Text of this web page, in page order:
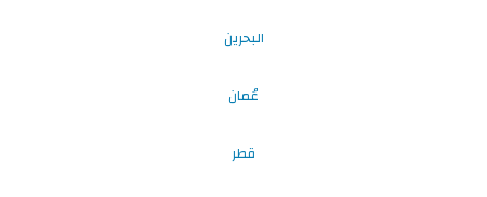
البحرين
عُمان
قطر